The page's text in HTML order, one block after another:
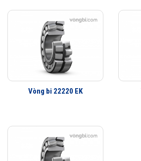
Vòng bi 22220 EK